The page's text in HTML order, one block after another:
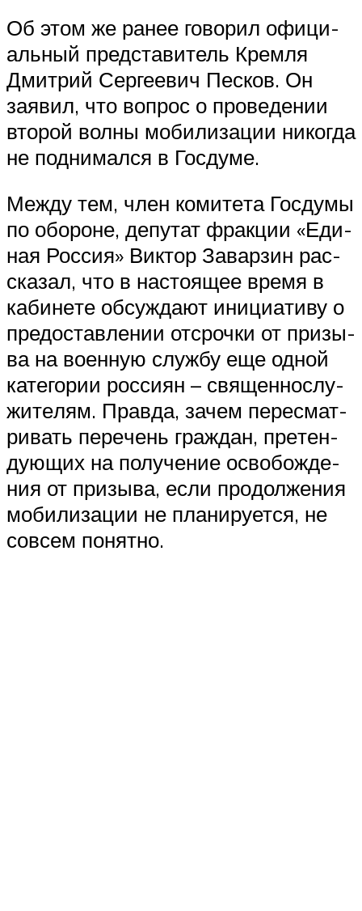
Об этом же ранее гово­рил офи­ци­
аль­ный пред­ста­ви­тель Крем­ля
Дмит­рий Сер­ге­е­вич Пес­ков. Он
заявил, что вопрос о про­ве­де­нии
вто­рой вол­ны моби­ли­за­ции нико­гда
не под­ни­мал­ся в Госдуме.
Меж­ду тем, член коми­те­та Гос­ду­мы
по обо­роне, депу­тат фрак­ции «Еди­
ная Рос­сия» Вик­тор Завар­зин рас­
ска­зал, что в насто­я­щее вре­мя в
каби­не­те обсуж­да­ют ини­ци­а­ти­ву о
предо­став­ле­нии отсроч­ки от при­зы­
ва на воен­ную служ­бу еще одной
кате­го­рии рос­си­ян – свя­щен­но­слу­
жи­те­лям. Прав­да, зачем пере­смат­
ри­вать пере­чень граж­дан, пре­тен­
ду­ю­щих на полу­че­ние осво­бож­де­
ния от при­зы­ва, если про­дол­же­ния
моби­ли­за­ции не пла­ни­ру­ет­ся, не
совсем понятно.